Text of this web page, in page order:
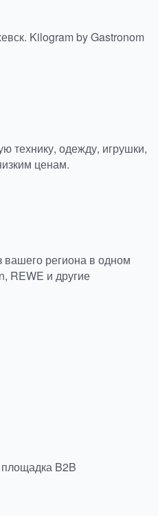
Kilogram by Gastronom
технику, одежду, игрушки,
ценам.
региона в одном
REWE и другие
B2B